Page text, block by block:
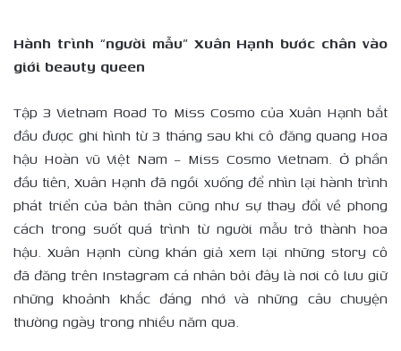
Hành trình “người mẫu” Xuân Hạnh bước chân vào
giới beauty queen
Tập 3 Vietnam Road To Miss Cosmo của Xuân Hạnh bắt
đầu được ghi hình từ 3 tháng sau khi cô đăng quang Hoa
hậu Hoàn vũ Việt Nam – Miss Cosmo Vietnam. Ở phần
đầu tiên, Xuân Hạnh đã ngồi xuống để nhìn lại hành trình
phát triển của bản thân cũng như sự thay đổi về phong
cách trong suốt quá trình từ người mẫu trở thành hoa
hậu. Xuân Hạnh cùng khán giả xem lại những story cô
đã đăng trên Instagram cá nhân bởi đây là nơi cô lưu giữ
những khoảnh khắc đáng nhớ và những câu chuyện
thường ngày trong nhiều năm qua.